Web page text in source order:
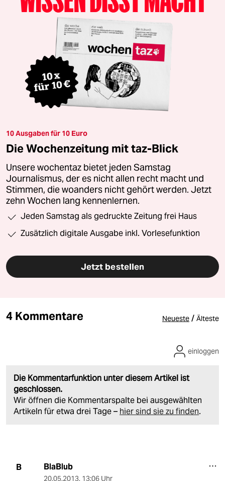
10 Ausgaben für 10 Euro
Die Wochenzeitung mit taz-Blick
Unsere wochentaz bietet jeden Samstag
Journalismus, der es nicht allen recht macht und
Stimmen, die woanders nicht gehört werden. Jetzt
zehn Wochen lang kennenlernen.
Jeden Samstag als gedruckte Zeitung frei Haus
Zusätzlich digitale Ausgabe inkl. Vorlesefunktion
Jetzt bestellen
4 Kommentare Neueste / Älteste
Die Kommentarfunktion unter diesem Artikel ist
geschlossen.
Wir öffnen die Kommentarspalte bei ausgewählten
Artikeln für etwa drei Tage – hier sind sie zu finden.
einloggen
B BlaBlub
20.05.2013, 13:06 Uhr